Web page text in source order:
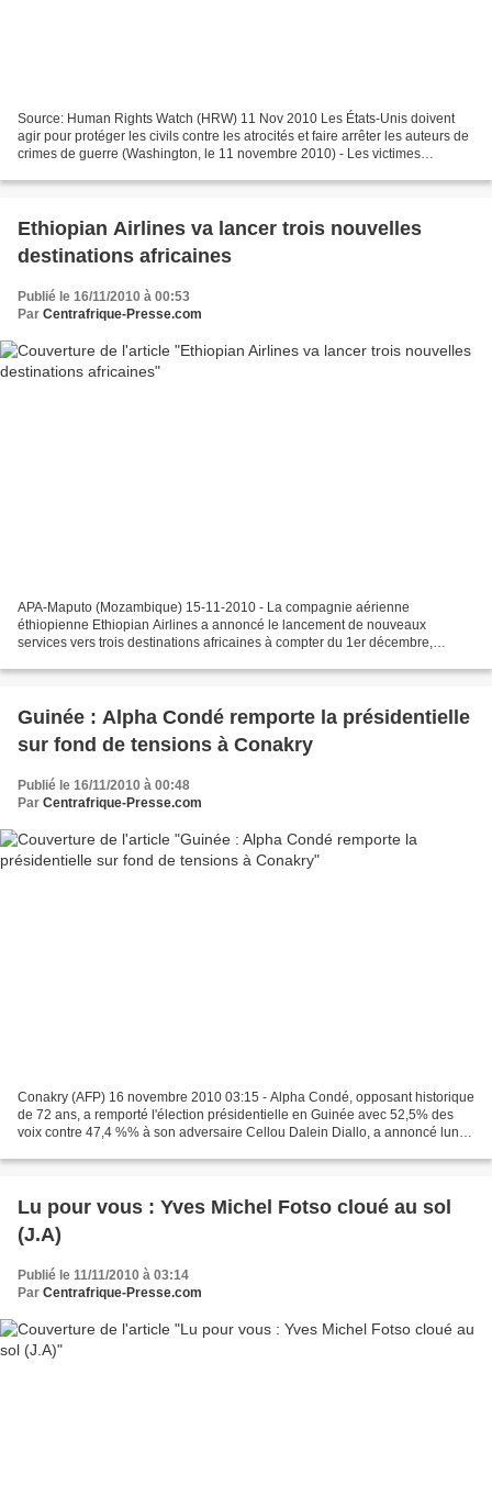
Source: Human Rights Watch (HRW) 11 Nov 2010 Les États-Unis doivent
agir pour protéger les civils contre les atrocités et faire arrêter les auteurs de
crimes de guerre (Washington, le 11 novembre 2010) - Les victimes
Ethiopian Airlines va lancer trois nouvelles
destinations africaines
Publié le 16/11/2010 à 00:53
Par Centrafrique-Presse.com
APA-Maputo (Mozambique) 15-11-2010 - La compagnie aérienne
éthiopienne Ethiopian Airlines a annoncé le lancement de nouveaux
services vers trois destinations africaines à compter du 1er décembre,
Guinée : Alpha Condé remporte la présidentielle
sur fond de tensions à Conakry
Publié le 16/11/2010 à 00:48
Par Centrafrique-Presse.com
Conakry (AFP) 16 novembre 2010 03:15 - Alpha Condé, opposant historique
de 72 ans, a remporté l'élection présidentielle en Guinée avec 52,5% des
voix contre 47,4 %% à son adversaire Cellou Dalein Diallo, a annoncé lundi
Lu pour vous : Yves Michel Fotso cloué au sol
(J.A)
Publié le 11/11/2010 à 03:14
Par Centrafrique-Presse.com